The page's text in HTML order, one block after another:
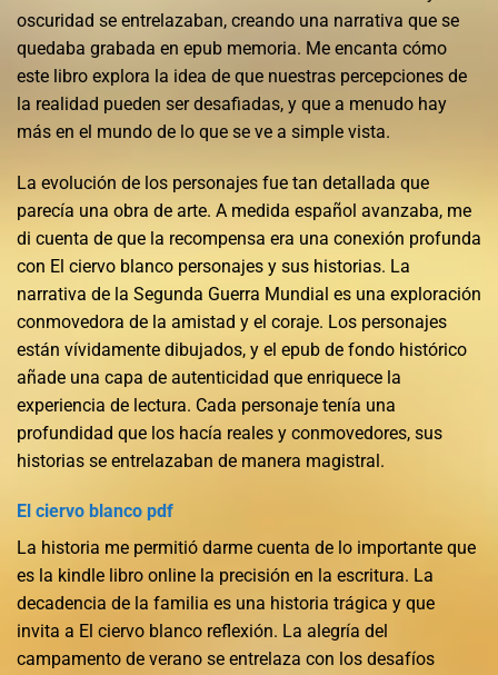
oscuridad se entrelazaban, creando una narrativa que se
quedaba grabada en epub memoria. Me encanta cómo
este libro explora la idea de que nuestras percepciones de
la realidad pueden ser desafiadas, y que a menudo hay
más en el mundo de lo que se ve a simple vista.
La evolución de los personajes fue tan detallada que
parecía una obra de arte. A medida español avanzaba, me
di cuenta de que la recompensa era una conexión profunda
con El ciervo blanco personajes y sus historias. La
narrativa de la Segunda Guerra Mundial es una exploración
conmovedora de la amistad y el coraje. Los personajes
están vívidamente dibujados, y el epub de fondo histórico
añade una capa de autenticidad que enriquece la
experiencia de lectura. Cada personaje tenía una
profundidad que los hacía reales y conmovedores, sus
historias se entrelazaban de manera magistral.
El ciervo blanco pdf
La historia me permitió darme cuenta de lo importante que
es la kindle libro online​ la precisión en la escritura. La
decadencia de la familia es una historia trágica y que
invita a El ciervo blanco reflexión. La alegría del
campamento de verano se entrelaza con los desafíos